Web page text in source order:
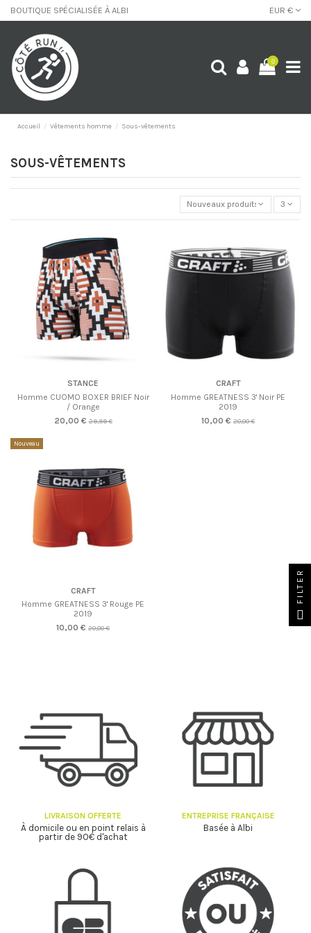
BOUTIQUE SPÉCIALISÉE À ALBI EUR €
0
Accueil Vêtements homme Sous-vêtements
SOUS-VÊTEMENTS
Nouveaux produits 3
STANCE
Homme CUOMO BOXER BRIEF Noir
/ Orange
20,00 € 29,99 €
CRAFT
Homme GREATNESS 3' Noir PE
2019
10,00 € 20,00 €
Nouveau
CRAFT
Homme GREATNESS 3' Rouge PE
2019
10,00 € 20,00 €
LIVRAISON OFFERTE
À domicile ou en point relais à
partir de 90€ d'achat
ENTREPRISE FRANÇAISE
Basée à Albi
FILTER